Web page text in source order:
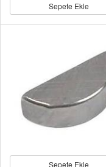
Sepete Ekle
Sepete Ekle